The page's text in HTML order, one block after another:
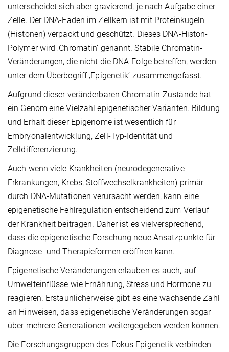
unterscheidet sich aber gravierend, je nach Aufgabe einer
Zelle. Der DNA-Faden im Zellkern ist mit Proteinkugeln
(Histonen) verpackt und geschützt. Dieses DNA-Histon-
Polymer wird ‚Chromatin’ genannt. Stabile Chromatin-
Veränderungen, die nicht die DNA-Folge betreffen, werden
unter dem Überbegriff ‚Epigenetik’ zusammengefasst.
Aufgrund dieser veränderbaren Chromatin-Zustände hat
ein Genom eine Vielzahl epigenetischer Varianten. Bildung
und Erhalt dieser Epigenome ist wesentlich für
Embryonalentwicklung, Zell-Typ-Identität und
Zelldifferenzierung.
Auch wenn viele Krankheiten (neurodegenerative
Erkrankungen, Krebs, Stoffwechselkrankheiten) primär
durch DNA-Mutationen verursacht werden, kann eine
epigenetische Fehlregulation entscheidend zum Verlauf
der Krankheit beitragen. Daher ist es vielversprechend,
dass die epigenetische Forschung neue Ansatzpunkte für
Diagnose- und Therapieformen eröffnen kann.
Epigenetische Veränderungen erlauben es auch, auf
Umwelteinflüsse wie Ernährung, Stress und Hormone zu
reagieren. Erstaunlicherweise gibt es eine wachsende Zahl
an Hinweisen, dass epigenetische Veränderungen sogar
über mehrere Generationen weitergegeben werden können.
Die Forschungsgruppen des Fokus Epigenetik verbinden